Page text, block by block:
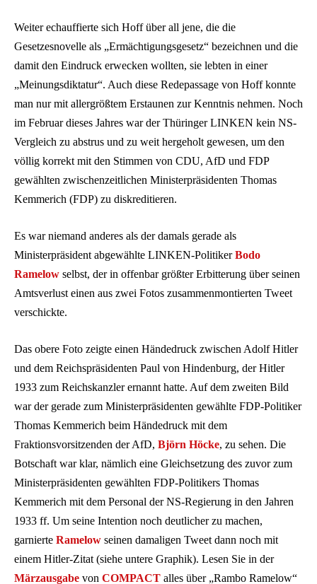
Weiter echauffierte sich Hoff über all jene, die die
Gesetzesnovelle als „Ermächtigungsgesetz“ bezeichnen und die
damit den Eindruck erwecken wollten, sie lebten in einer
„Meinungsdiktatur“. Auch diese Redepassage von Hoff konnte
man nur mit allergrößtem Erstaunen zur Kenntnis nehmen. Noch
im Februar dieses Jahres war der Thüringer LINKEN kein NS-
Vergleich zu abstrus und zu weit hergeholt gewesen, um den
völlig korrekt mit den Stimmen von CDU, AfD und FDP
gewählten zwischenzeitlichen Ministerpräsidenten Thomas
Kemmerich (FDP) zu diskreditieren.
Es war niemand anderes als der damals gerade als
Ministerpräsident abgewählte LINKEN-PolitikerBodo
Ramelow selbst, der in offenbar größter Erbitterung über seinen
Amtsverlust einen aus zwei Fotos zusammenmontierten Tweet
verschickte.
Das obere Foto zeigte einen Händedruck zwischen Adolf Hitler
und dem Reichspräsidenten Paul von Hindenburg, der Hitler
1933 zum Reichskanzler ernannt hatte. Auf dem zweiten Bild
war der gerade zum Ministerpräsidenten gewählte FDP-Politiker
Thomas Kemmerich beim Händedruck mit dem
Fraktionsvorsitzenden der AfD, Björn Höcke, zu sehen. Die
Botschaft war klar, nämlich eine Gleichsetzung des zuvor zum
Ministerpräsidenten gewählten FDP-Politikers Thomas
Kemmerich mit dem Personal der NS-Regierung in den Jahren
1933 ff. Um seine Intention noch deutlicher zu machen,
garnierte Ramelow seinen damaligen Tweet dann noch mit
einem Hitler-Zitat (siehe untere Graphik). Lesen Sie in der
Märzausgabe von COMPACT alles über „Rambo Ramelow“